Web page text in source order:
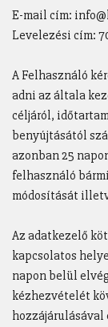
E-mail cím:
Levelezési cím:
A Felhasználó
adni az általa
céljáról,
benyújtásától
azonban 25
felhasználó
módosítását
Az adatkezelő
kapcsolatos
napon belül
kézhezvételét